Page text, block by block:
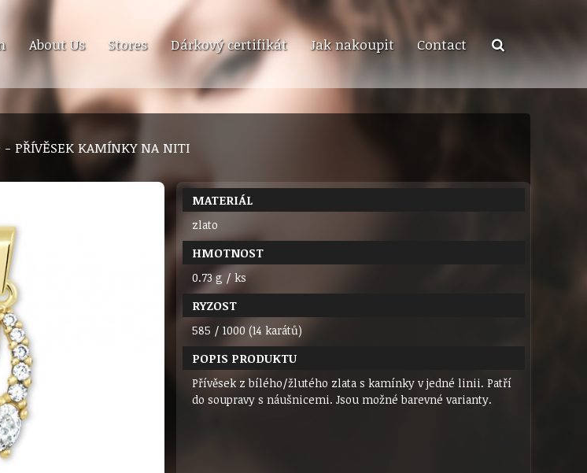
About Us Stores Dárkový certifikát Jak nakoupit Contact
PŘÍVĚSEK KAMÍNKY NA NITI
MATERIÁL
zlato
HMOTNOST
0.73 g / ks
RYZOST
585 / 1000 (14 karátů)
POPIS PRODUKTU
Přívěsek z bílého/žlutého zlata s kamínky v jedné linii. Patří
do soupravy s náušnicemi. Jsou možné barevné varianty.